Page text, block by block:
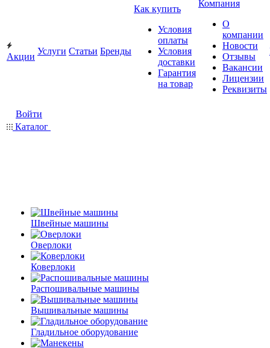
Акции
Услуги Статьи Бренды
Как купить
Условия
оплаты
Условия
доставки
Гарантия
на товар
Компания
О
компании
Новости
Отзывы
Вакансии
Лицензии
Реквизиты
Войти
Каталог
Швейные машины
Оверлоки
Коверлоки
Распошивальные машины
Вышивальные машины
Гладильное оборудование